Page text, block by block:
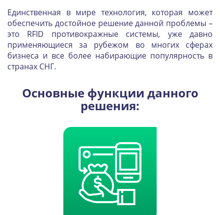
Единственная в мире технология, которая может
обеспечить достойное решение данной проблемы –
это RFID противокражные системы, уже давно
применяющиеся за рубежом во многих сферах
бизнеса и все более набирающие популярность в
странах СНГ.
Основные функции данного
решения: